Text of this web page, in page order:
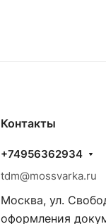
Контакты
+74956362934
tdm@mossvarka.ru
Москва, ул.
оформления